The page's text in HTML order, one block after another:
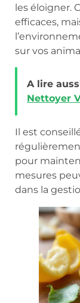
les éloigner.
efficaces,
sur vos
A lire
Nettoyer
Il est
pour
mesures
dans la